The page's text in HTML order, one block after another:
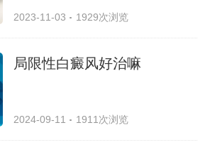
2023-11-03 1929次浏览
局限性白癜风好治嘛
2024-09-11 1911次浏览